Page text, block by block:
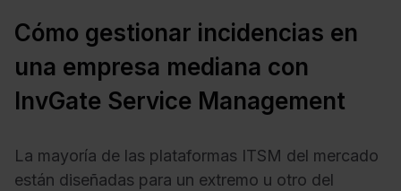
Cómo gestionar incidencias en
una empresa mediana con
InvGate Service Management
La mayoría de las plataformas ITSM del mercado
están diseñadas para un extremo u otro del